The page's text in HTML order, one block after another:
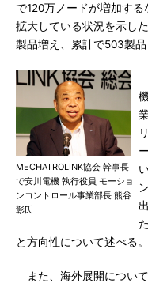
で120万ノードが増加す
拡大している状況を示し
製品増え、累計で503製品
MECHATROLINK協会 幹事長
で安川電機 執行役員 モーショ
ンコントロール事業部長 熊谷
彰氏
と方向性について述べる。
また、海外展開につい